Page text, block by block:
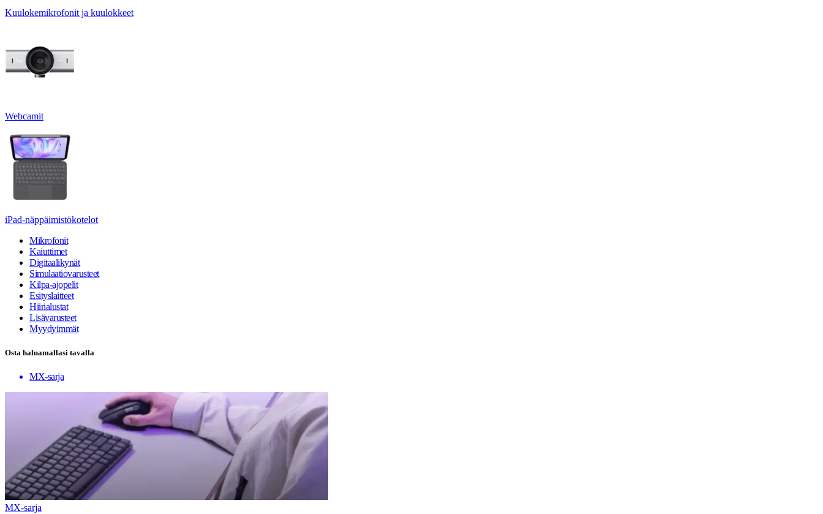
Kuulokemikrofonit ja kuulokkeet
Webcamit
iPad-näppäimistökotelot
Mikrofonit
Kaiuttimet
Digitaalikynät
Simulaatiovarusteet
Kilpa-ajopelit
Esityslaitteet
Hiirialustat
Lisävarusteet
Myydyimmät
Osta haluamallasi tavalla
MX-sarja
MX-sarja